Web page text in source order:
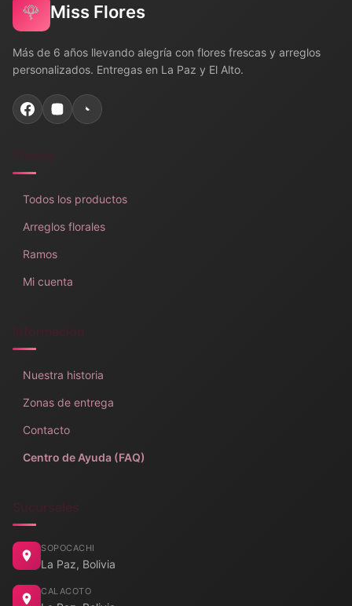
🌹 Miss Flores
Más de 6 años llevando alegría con flores frescas y arreglos
personalizados. Entregas en La Paz y El Alto.
Todos los productos
Arreglos florales
Ramos
Mi cuenta
Información
Nuestra historia
Zonas de entrega
Contacto
Centro de Ayuda (FAQ)
Sucursales
SOPOCACHI
La Paz, Bolivia
CALACOTO